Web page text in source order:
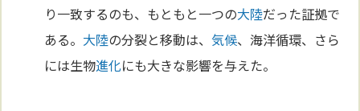
り一致するのも、もともと一つの大陸だった証拠で
ある。 大陸の分裂と移動は、気候、海洋循環、さら
には生物進化にも大きな影響を与えた。